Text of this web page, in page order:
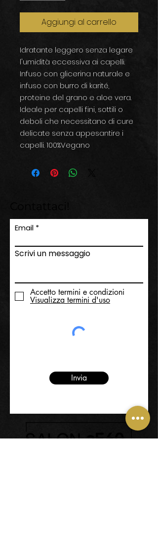
Aggiungi al carrello
Idratante leggero senza legare
l'umidità eccessiva ai capelli.
Infuso con glicerina naturale e
infuso con burro di karité,
proteine del grano e aloe vera.
Ideale per capelli fini, sottili o
deboli che necessitano di cure
delicate senza appesantire i
capelli. 100%Vegano
Email
Scrivi un messaggio
Accetto termini e condizioni
Visualizza termini d'uso
Invia